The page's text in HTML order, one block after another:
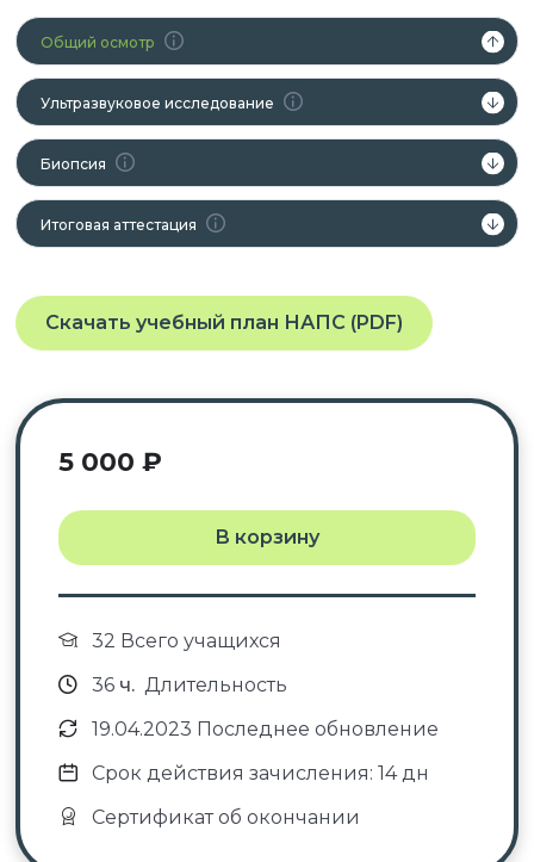
Общий осмотр
Ультразвуковое исследование
Биопсия
Итоговая аттестация
Скачать учебный план НАПС (PDF)
5 000 ₽
В корзину
32 Всего учащихся
36ч. Длительность
19.04.2023 Последнее обновление
Срок действия зачисления: 14 дн
Сертификат об окончании